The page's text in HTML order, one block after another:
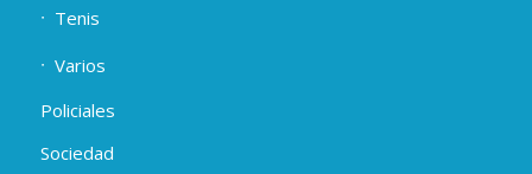
Tenis
Varios
Policiales
Sociedad